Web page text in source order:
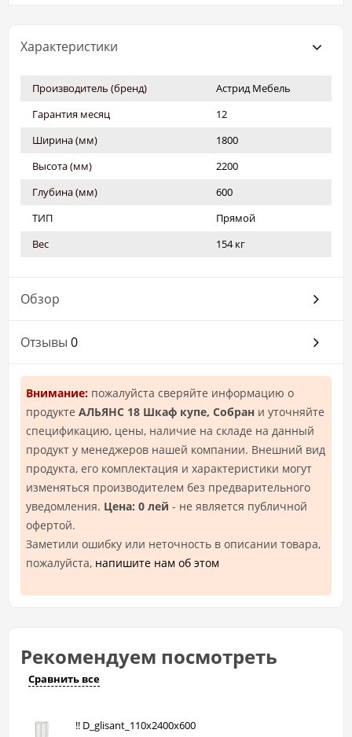
Характеристики
Производитель (бренд)
Астрид Мебель
Гарантия месяц
12
Ширина (мм)
1800
Высота (мм)
2200
Глубина (мм)
600
ТИП
Прямой
Вес
154 кг
Обзор
Отзывы 0
Внимание: пожалуйста сверяйте информацию о
продукте АЛЬЯНС 18 Шкаф купе, Собран и уточняйте
спецификацию, цены, наличие на складе на данный
продукт у менеджеров нашей компании. Внешний вид
продукта, его комплектация и характеристики могут
изменяться производителем без предварительного
уведомления. Цена: 0 лей - не является публичной
офертой.
Заметили ошибку или неточность в описании товара,
пожалуйста, напишите нам об этом
Рекомендуем посмотреть
Сравнить все
!! D_glisant_110x2400x600